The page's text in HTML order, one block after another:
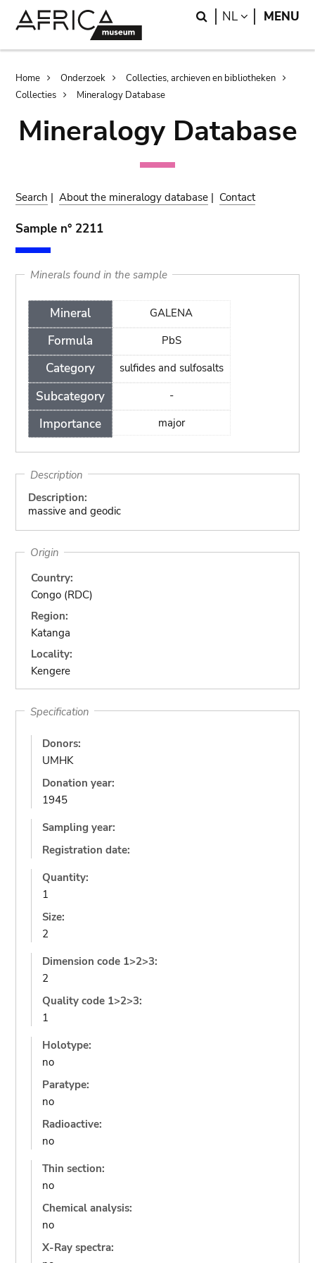
Search
NL LANGUAGE
MENU
Breadcrumb
Home Onderzoek
Collecties, archieven en bibliotheken
Collecties
Mineralogy Database
Mineralogy Database
Search |About the mineralogy database | Contact
Sample n° 2211
Minerals found in the sample
Mineral
Formula
Category
Subcategory
Importance
GALENA
PbS
sulfides and sulfosalts
-
major
Description
Description:
massive and geodic
Origin
Country:
Congo (RDC)
Region:
Katanga
Locality:
Kengere
Specification
Donors:
UMHK
Donation year:
1945
Sampling year:
Registration date:
Quantity:
1
Size:
2
Dimension code 1>2>3:
2
Quality code 1>2>3:
1
Holotype:
no
Paratype:
no
Radioactive:
no
Thin section:
no
Chemical analysis:
no
X-Ray spectra: